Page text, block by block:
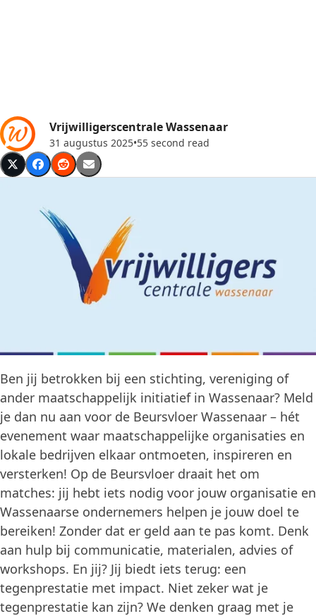
Vrijwilligerscentrale Wassenaar
31 augustus 2025•55 second read
Ben jij betrokken bij een stichting, vereniging of
ander maatschappelijk initiatief in Wassenaar? Meld
je dan nu aan voor de Beursvloer Wassenaar – hét
evenement waar maatschappelijke organisaties en
lokale bedrijven elkaar ontmoeten, inspireren en
versterken! Op de Beursvloer draait het om
matches: jij hebt iets nodig voor jouw organisatie en
Wassenaarse ondernemers helpen je jouw doel te
bereiken! Zonder dat er geld aan te pas komt. Denk
aan hulp bij communicatie, materialen, advies of
workshops. En jij? Jij biedt iets terug: een
tegenprestatie met impact. Niet zeker wat je
tegenprestatie kan zijn? We denken graag met je